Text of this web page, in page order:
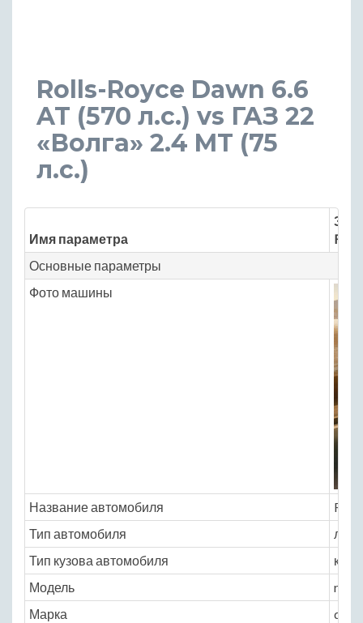
Rolls-Royce Dawn 6.6
AT (570 л.с.) vs ГАЗ 22
«Волга» 2.4 MT (75
л.с.)
Имя параметра
Основные параметры
Фото машины
Название автомобиля
Тип автомобиля
Тип кузова автомобиля
Модель
Марка
dawn